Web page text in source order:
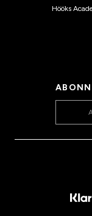
Hööks